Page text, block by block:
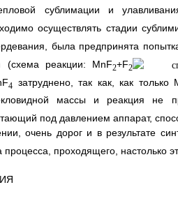
сублимации и
осуществлять стадии
была предпринята
реакции: MnF2+F2
4 затруднено, так как, как только
массы и реакция не
под давлением аппарат,
очень дорог и в результате
процесса, проходящего,